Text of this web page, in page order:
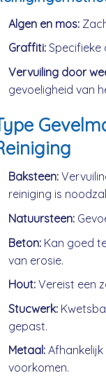
Algen en mos:
Graffiti:Specifieke
Vervuiling door
gevoeligheid van
Baksteen:
reiniging is
Natuursteen:
Beton:Kan goed
van erosie.
Hout:Vereist een
Stucwerk:
gepast.
Metaal:Afhankelijk
voorkomen.